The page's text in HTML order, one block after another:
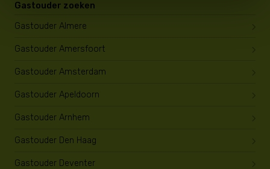
Gastouder zoeken
Gastouder Almere
Gastouder Amersfoort
Gastouder Amsterdam
Gastouder Apeldoorn
Gastouder Arnhem
Gastouder Den Haag
Gastouder Deventer